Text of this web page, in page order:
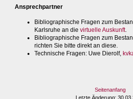
Ansprechpartner
Bibliographische Fragen zum
Karlsruhe an die virtuelle Auskunft.
Bibliographische Fragen zum
richten Sie bitte direkt an diese.
Technische Fragen: Uwe Dierolf,
Seitenanfang
Letzte Änderung: